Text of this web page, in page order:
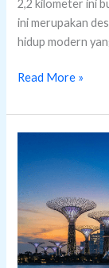
2,2 kilometer ini
ini merupakan
hidup modern
Read More »
Marina
Bay
Sands
yang
Bikin
Kamu